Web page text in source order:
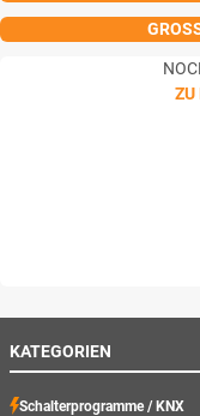
ZU
KATEGORIEN
Schalterprogramme / KNX